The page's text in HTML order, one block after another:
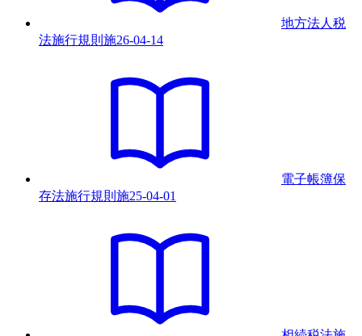
地方法人税
法施行規則 施26-04-14
電子帳簿保
存法施行規則 施25-04-01